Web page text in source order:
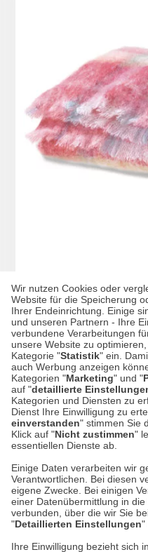
Wir nutzen Cookies oder
Website für die Speicherung
Ihrer Endeinrichtung. Einige
und unseren Partnern - Ihre
verbundene Verarbeitungen
unsere Website zu
Kategorie "Statistik" ein.
auch Werbung anzeigen
Kategorien "Marketing" und "
auf "detaillierte
Kategorien und Diensten zu
Dienst Ihre Einwilligung zu
einverstanden" stimmen Sie
Klick auf "Nicht zustimmen"
essentiellen Dienste ab.
Einige Daten verarbeiten wir
Verantwortlichen. Bei diesen
eigene Zwecke. Bei einigen
einer Datenübermittlung in die
verbunden, über die wir Sie
"Detaillierten Einstellungen"
Ihre Einwilligung bezieht sich
Weiches
Datenschutz
Impressum